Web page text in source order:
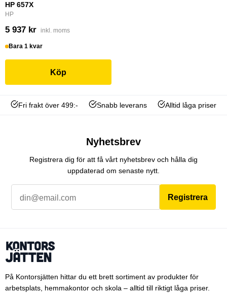
HP 657X
HP
5 937 kr inkl. moms
Bara 1 kvar
Köp
Fri frakt över 499:- Snabb leverans Alltid låga priser
Nyhetsbrev
Registrera dig för att få vårt nyhetsbrev och hålla dig
uppdaterad om senaste nytt.
Registrera
På Kontorsjätten hittar du ett brett sortiment av produkter för
arbetsplats, hemmakontor och skola – alltid till riktigt låga priser.